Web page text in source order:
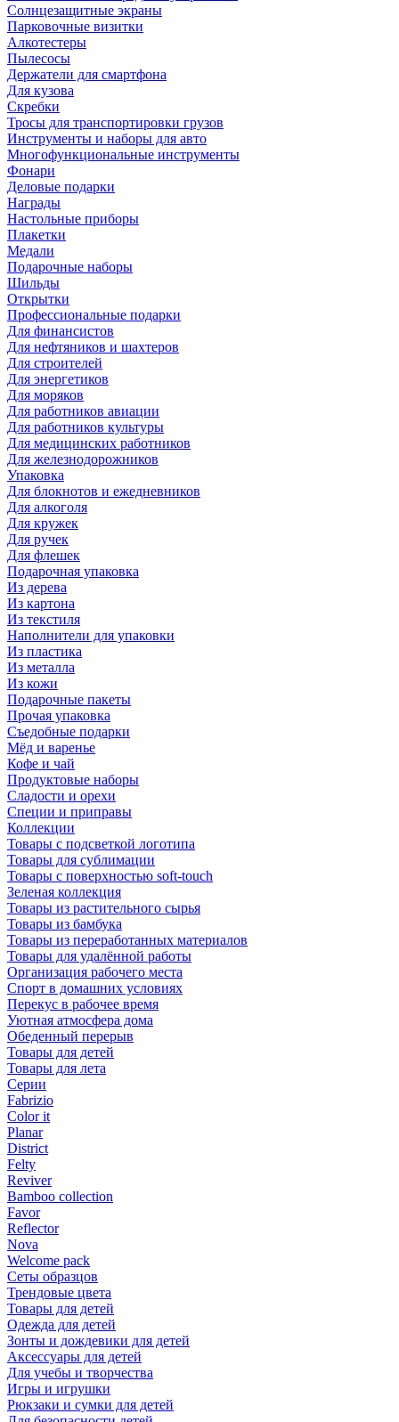
Солнцезащитные экраны
Парковочные визитки
Алкотестеры
Пылесосы
Держатели для смартфона
Для кузова
Скребки
Тросы для транспортировки грузов
Инструменты и наборы для авто
Многофункциональные инструменты
Фонари
Деловые подарки
Награды
Настольные приборы
Плакетки
Медали
Подарочные наборы
Шильды
Открытки
Профессиональные подарки
Для финансистов
Для нефтяников и шахтеров
Для строителей
Для энергетиков
Для моряков
Для работников авиации
Для работников культуры
Для медицинских работников
Для железнодорожников
Упаковка
Для блокнотов и ежедневников
Для алкоголя
Для кружек
Для ручек
Для флешек
Подарочная упаковка
Из дерева
Из картона
Из текстиля
Наполнители для упаковки
Из пластика
Из металла
Из кожи
Подарочные пакеты
Прочая упаковка
Съедобные подарки
Мёд и варенье
Кофе и чай
Продуктовые наборы
Сладости и орехи
Специи и приправы
Коллекции
Товары с подсветкой логотипа
Товары для сублимации
Товары с поверхностью soft-touch
Зеленая коллекция
Товары из растительного сырья
Товары из бамбука
Товары из переработанных материалов
Товары для удалённой работы
Организация рабочего места
Спорт в домашних условиях
Перекус в рабочее время
Уютная атмосфера дома
Обеденный перерыв
Товары для детей
Товары для лета
Серии
Fabrizio
Color it
Planar
District
Felty
Reviver
Bamboo collection
Favor
Reflector
Nova
Welcome pack
Сеты образцов
Трендовые цвета
Товары для детей
Одежда для детей
Зонты и дождевики для детей
Аксессуары для детей
Для учебы и творчества
Игры и игрушки
Рюкзаки и сумки для детей